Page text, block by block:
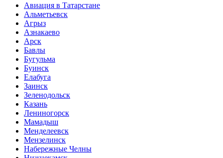
Авиация в Татарстане
Альметьевск
Агрыз
Азнакаево
Арск
Бавлы
Бугульма
Буинск
Елабуга
Заинск
Зеленодольск
Казань
Лениногорск
Мамадыш
Менделеевск
Мензелинск
Набережные Челны